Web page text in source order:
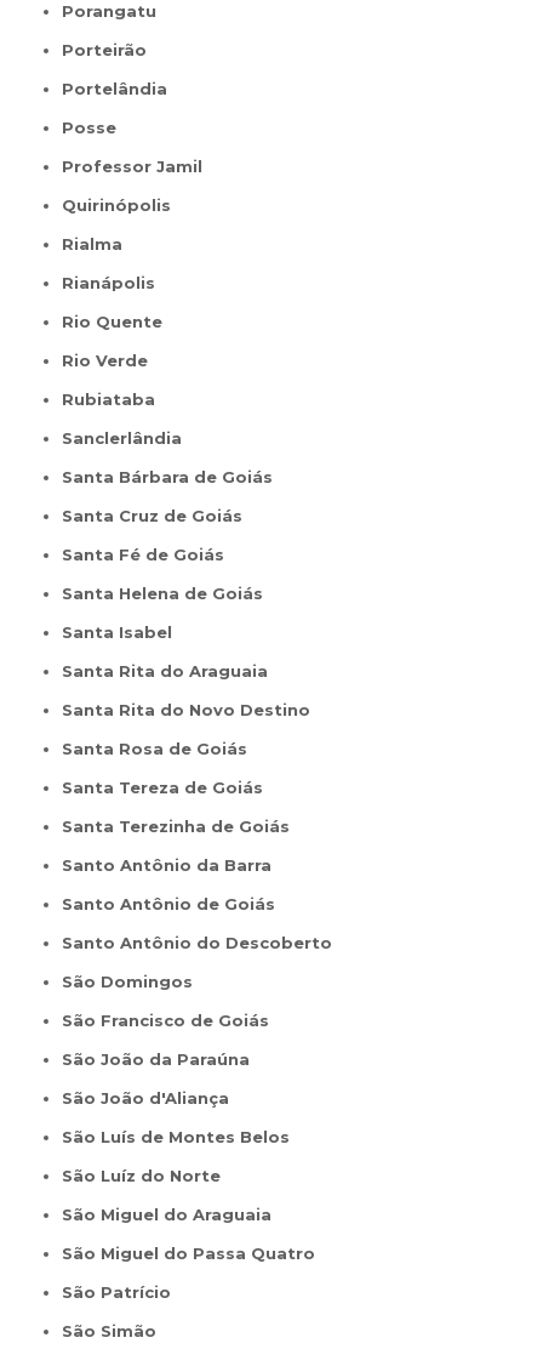
Porangatu
Porteirão
Portelândia
Posse
Professor Jamil
Quirinópolis
Rialma
Rianápolis
Rio Quente
Rio Verde
Rubiataba
Sanclerlândia
Santa Bárbara de Goiás
Santa Cruz de Goiás
Santa Fé de Goiás
Santa Helena de Goiás
Santa Isabel
Santa Rita do Araguaia
Santa Rita do Novo Destino
Santa Rosa de Goiás
Santa Tereza de Goiás
Santa Terezinha de Goiás
Santo Antônio da Barra
Santo Antônio de Goiás
Santo Antônio do Descoberto
São Domingos
São Francisco de Goiás
São João da Paraúna
São João d'Aliança
São Luís de Montes Belos
São Luíz do Norte
São Miguel do Araguaia
São Miguel do Passa Quatro
São Patrício
São Simão